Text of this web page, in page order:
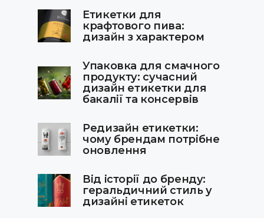
Етикетки для
крафтового пива:
дизайн з характером
Упаковка для смачного
продукту: сучасний
дизайн етикетки для
бакалії та консервів
Редизайн етикетки:
чому брендам потрібне
оновлення
Від історії до бренду:
геральдичний стиль у
дизайні етикеток